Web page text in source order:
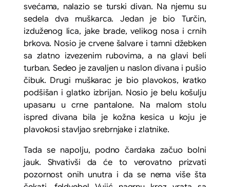
svećama, nalazio se turski divan. Na njemu su
sedela dva muškarca. Jedan je bio Turčin,
izduženog lica, jake brade, velikog nosa i crnih
brkova. Nosio je crvene šalvare i tamni džebken
sa zlatno izvezenim rubovima, a na glavi beli
turban. Sedeo je zavaljen u naslon divana i pušio
čibuk. Drugi muškarac je bio plavokos, kratko
podšišan i glatko izbrijan. Nosio je belu košulju
upasanu u crne pantalone. Na malom stolu
ispred divana bila je kožna kesica u koju je
plavokosi stavljao srebrnjake i zlatnike.
Tada se napolju, podno čardaka začuo bolni
jauk. Shvativši da će to verovatno prizvati
pozornost onih unutra i da se nema više šta